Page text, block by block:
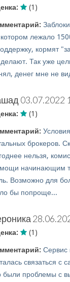
(1)
лежало
кормят
Так уже
денег мне не
03.07.2022
(1)
брокеров.
нельзя,
начинающим
Возможно для
бы попроще...
(1)
Сервис
связаться с
были проблемы с